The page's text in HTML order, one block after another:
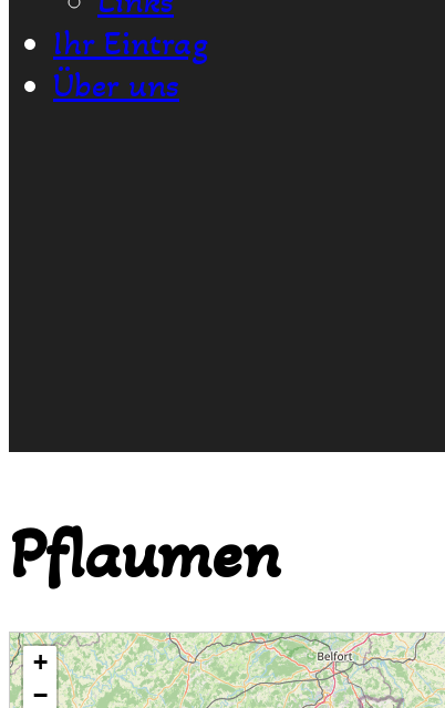
Ihr Eintrag
Über uns
Pflaumen
+
−